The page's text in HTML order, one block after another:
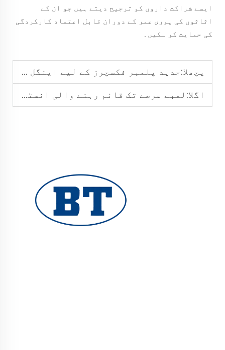
ایسے شراکت داروں کو ترجیح دیتے ہیں جو ان کے
اثاثوں کی پوری عمر کے دوران قابل اعتماد کارکردگی
کی حمایت کر سکیں۔
پچھلا:جدید پلمبر فکسچرز کے لیے اینگل والو کیوں ضروری ہے
اگلا: لمبے عرصے تک قائم رہنے والی انسٹالیشنز کے لیے پیتل کے پائپ فٹنگز کے فوائد